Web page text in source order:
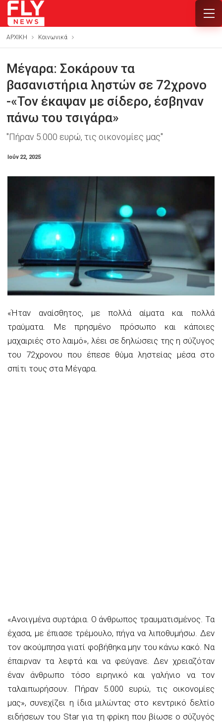
ΑΡΧΙΚΗ Κοινωνικά
Μέγαρα: Σοκάρουν τα
βασανιστήρια ληστών σε 72χρονο
-«Τον έκαψαν με σίδερο, έσβηναν
πάνω του τσιγάρα»
"Πήραν 5.000 ευρώ, τις οικονομίες μας"
Ιούν 22, 2025
«Ήταν αναίσθητος, με πολλά αίματα και πολλά
τραύματα. Με πρησμένο πρόσωπο και κάποιες
μαχαιριές στο λαιμό», λέει σε δηλώσεις της η σύζυγος
του 72χρονου που έπεσε θύμα ληστείας μέσα στο
σπίτι τους στα Μέγαρα.
«Ανοιγμένα συρτάρια. Ο άνθρωπος τραυματισμένος. Τα
έχασα, με έπιασε τρέμουλο, πήγα να λιποθυμήσω. Δεν
τον ακούμπησα γιατί φοβήθηκα μην του κάνω κακό. Να
έπαιρναν τα λεφτά και να φεύγανε. Δεν χρειαζόταν
έναν άνθρωπο τόσο ειρηνικό και γαλήνιο να τον
ταλαιπωρήσουν. Πήραν 5.000 ευρώ, τις οικονομίες
μας», συνεχίζει η ίδια μιλώντας στο κεντρικό δελτίο
ειδήσεων του Star για τη φρίκη που βίωσε ο σύζυγός